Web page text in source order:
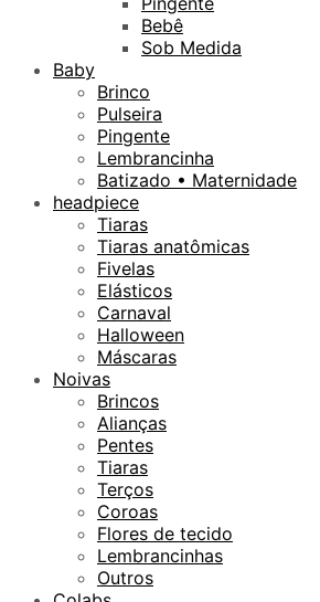
Bebê
Sob Medida
Baby
Brinco
Pulseira
Pingente
Lembrancinha
Batizado • Maternidade
headpiece
Tiaras
Tiaras anatômicas
Fivelas
Elásticos
Carnaval
Halloween
Máscaras
Noivas
Brincos
Alianças
Pentes
Tiaras
Terços
Coroas
Flores de tecido
Lembrancinhas
Outros